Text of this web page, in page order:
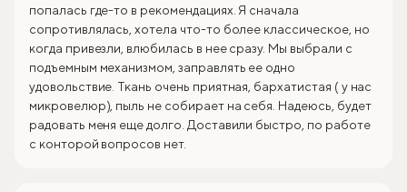
попалась где-то в рекомендациях. Я сначала
сопротивлялась, хотела что-то более классическое, но
когда привезли, влюбилась в нее сразу. Мы выбрали с
подъемным механизмом, заправлять ее одно
удовольствие. Ткань очень приятная, бархатистая ( у нас
микровелюр), пыль не собирает на себя. Надеюсь, будет
радовать меня еще долго. Доставили быстро, по работе
с конторой вопросов нет.